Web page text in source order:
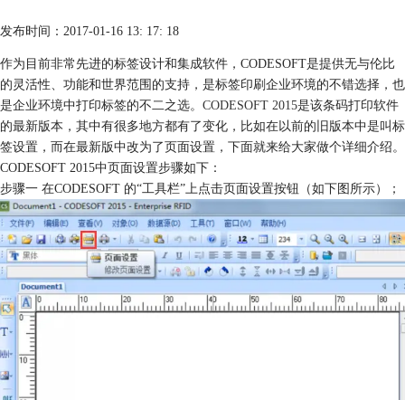
发布时间：2017-01-16 13: 17: 18
作为目前非常先进的标签设计和集成软件，CODESOFT是提供无与伦比
的灵活性、功能和世界范围的支持，是标签印刷企业环境的不错选择，也
是企业环境中打印标签的不二之选。 CODESOFT 2015是该条码打印软件
的最新版本，其中有很多地方都有了变化，比如在以前的旧版本中是叫标
签设置，而在最新版中改为了页面设置，下面就来给大家做个详细介绍。
CODESOFT 2015中页面设置步骤如下：
步骤一 在CODESOFT 的“工具栏”上点击页面设置按钮（如下图所示）；